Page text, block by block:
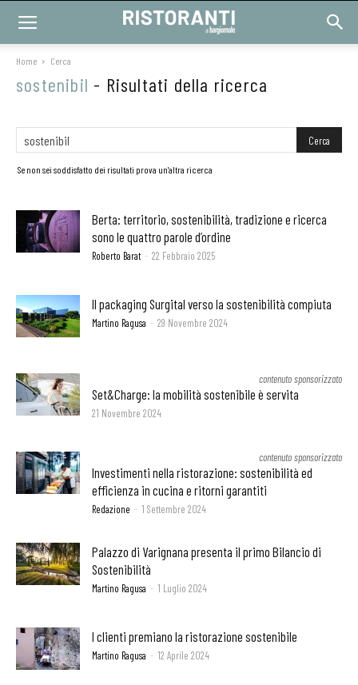
Home Cerca
sostenibil - Risultati della ricerca
Se non sei soddisfatto dei risultati prova un'altra ricerca
Berta: territorio, sostenibilità, tradizione e ricerca
sono le quattro parole d’ordine
Roberto Barat - 22 Febbraio 2025
Il packaging Surgital verso la sostenibilità compiuta
Martino Ragusa - 29 Novembre 2024
contenuto sponsorizzato
Set&Charge: la mobilità sostenibile è servita
21 Novembre 2024
contenuto sponsorizzato
Investimenti nella ristorazione: sostenibilità ed
efficienza in cucina e ritorni garantiti
Redazione - 1 Settembre 2024
Palazzo di Varignana presenta il primo Bilancio di
Sostenibilità
Martino Ragusa - 1 Luglio 2024
I clienti premiano la ristorazione sostenibile
Martino Ragusa - 12 Aprile 2024